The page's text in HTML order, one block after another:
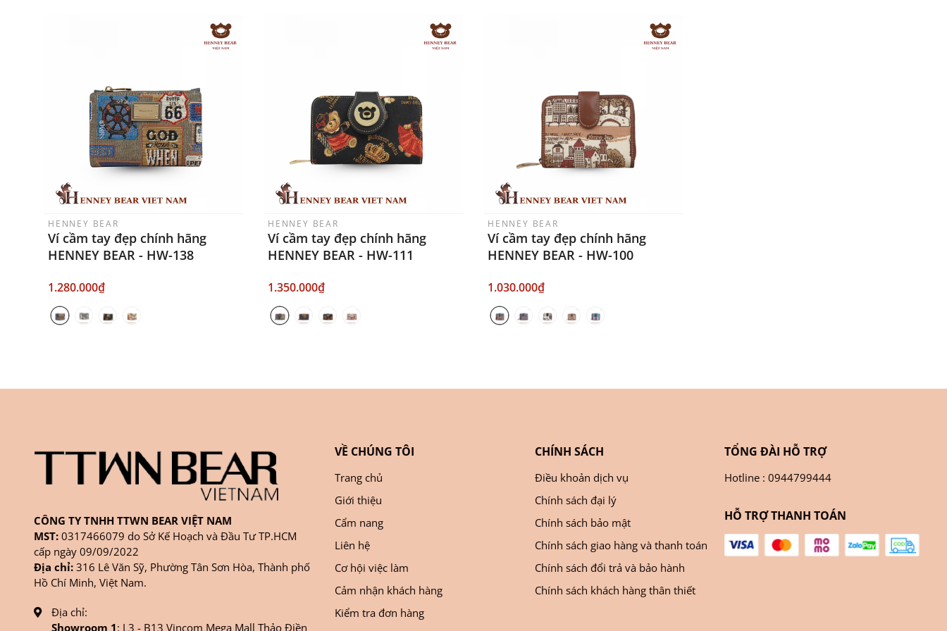
HENNEY BEAR
Ví cầm tay đẹp chính hãng
HENNEY BEAR - HW-138
1.280.000₫
HENNEY BEAR
Ví cầm tay đẹp chính hãng
HENNEY BEAR - HW-111
1.350.000₫
HENNEY BEAR
Ví cầm tay đẹp chính hãng
HENNEY BEAR - HW-100
1.030.000₫
CÔNG TY TNHH TTWN BEAR VIỆT NAM
MST: 0317466079 do Sở Kế Hoạch và Đầu Tư TP.HCM
cấp ngày 09/09/2022
Địa chỉ: 316 Lê Văn Sỹ, Phường Tân Sơn Hòa, Thành phố
Hồ Chí Minh, Việt Nam.
Địa chỉ:
Showroom 1: L3 - B13 Vincom Mega Mall Thảo Điền
VỀ CHÚNG TÔI
Trang chủ
Giới thiệu
Cẩm nang
Liên hệ
Cơ hội việc làm
Cảm nhận khách hàng
Kiểm tra đơn hàng
CHÍNH SÁCH
Điều khoản dịch vụ
Chính sách đại lý
Chính sách bảo mật
Chính sách giao hàng và thanh toán
Chính sách đổi trả và bảo hành
Chính sách khách hàng thân thiết
TỔNG ĐÀI HỖ TRỢ
Hotline : 0944799444
HỖ TRỢ THANH TOÁN